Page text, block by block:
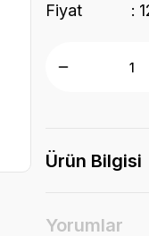
Fiyat
Ürün Bilgisi
Yorumlar